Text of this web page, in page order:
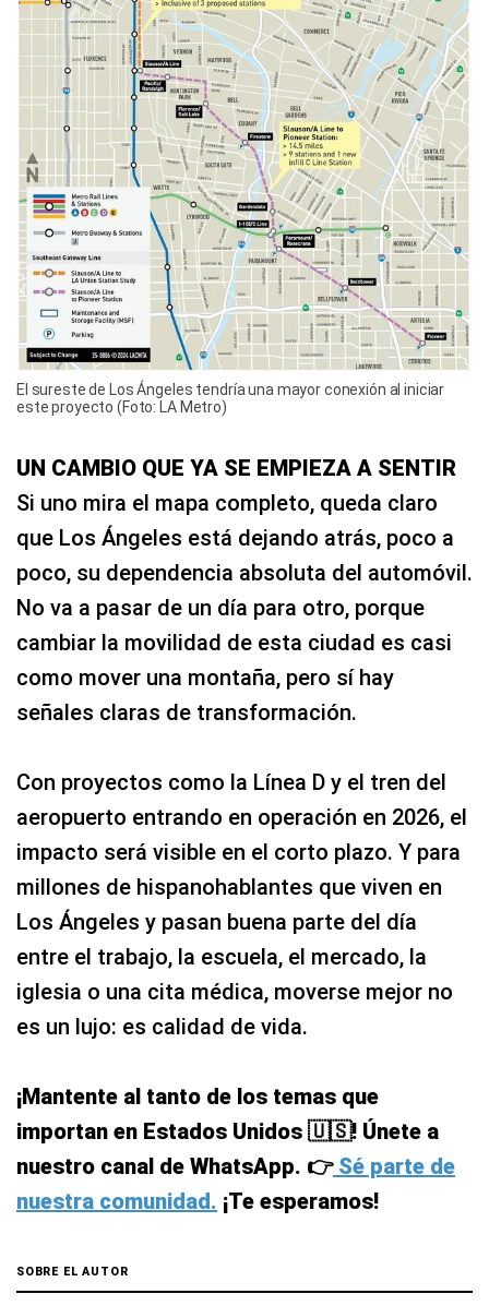
El sureste de Los Ángeles tendría una mayor conexión al iniciar
este proyecto (Foto: LA Metro)
UN CAMBIO QUE YA SE EMPIEZA A SENTIR
Si uno mira el mapa completo, queda claro
que Los Ángeles está dejando atrás, poco a
poco, su dependencia absoluta del automóvil.
No va a pasar de un día para otro, porque
cambiar la movilidad de esta ciudad es casi
como mover una montaña, pero sí hay
señales claras de transformación.
Con proyectos como la Línea D y el tren del
aeropuerto entrando en operación en 2026, el
impacto será visible en el corto plazo. Y para
millones de hispanohablantes que viven en
Los Ángeles y pasan buena parte del día
entre el trabajo, la escuela, el mercado, la
iglesia o una cita médica, moverse mejor no
es un lujo: es calidad de vida.
¡Mantente al tanto de los temas que
importan en Estados Unidos 🇺🇸! Únete a
nuestro canal de WhatsApp. 👉Sé parte de
nuestra comunidad. ¡Te esperamos!
SOBRE EL AUTOR